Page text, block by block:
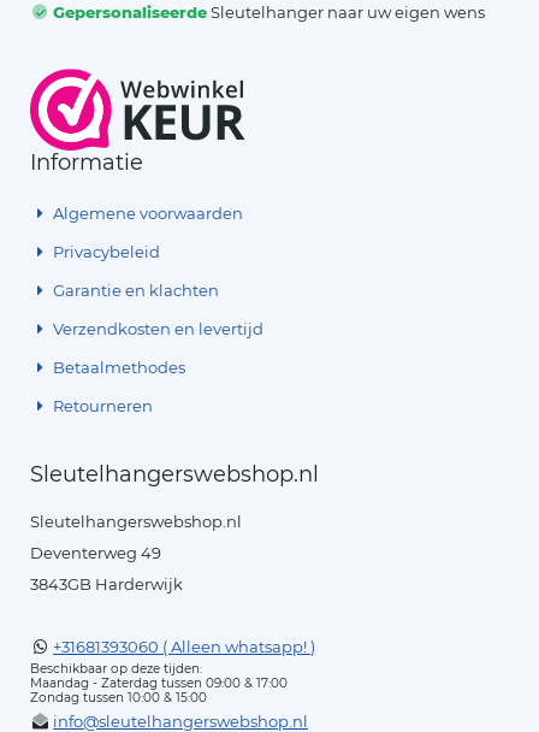
GepersonaliseerdeSleutelhanger naar uw eigen wens
Informatie
Algemene voorwaarden
Privacybeleid
Garantie en klachten
Verzendkosten en levertijd
Betaalmethodes
Retourneren
Sleutelhangerswebshop.nl
Sleutelhangerswebshop.nl
Deventerweg 49
3843GB Harderwijk
+31681393060 ( Alleen whatsapp! )
Beschikbaar op deze tijden:
Maandag - Zaterdag tussen 09:00 & 17:00
Zondag tussen 10:00 & 15:00
info@sleutelhangerswebshop.nl